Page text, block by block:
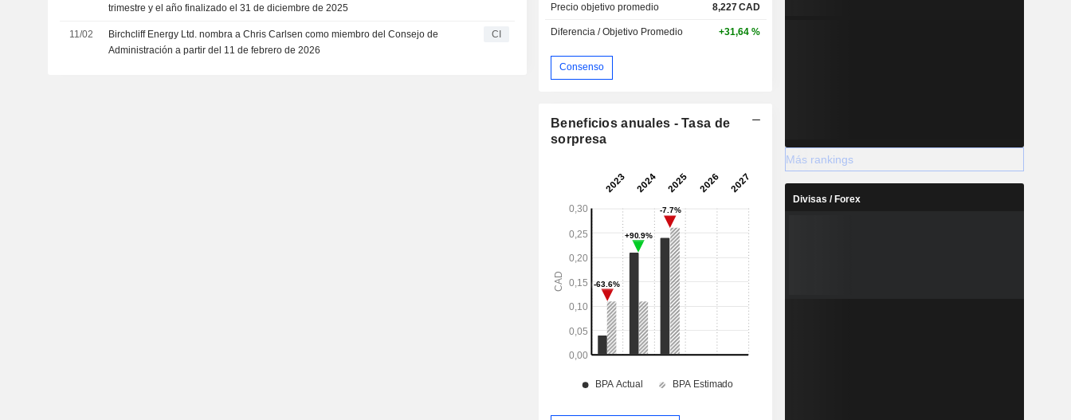
trimestre y el año finalizado el 31 de diciembre de 2025
11/02
Birchcliff Energy Ltd. nombra a Chris Carlsen como miembro del Consejo de
Administración a partir del 11 de febrero de 2026
CI
Precio objetivo promedio 8,227CAD
Diferencia / Objetivo Promedio +31,64 %
Consenso
Beneficios anuales - Tasa de
sorpresa
Más rankings
Divisas / Forex